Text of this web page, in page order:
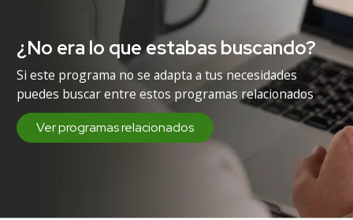
¿No era lo que estabas buscando?
Si este programa no se adapta a tus necesidades
puedes buscar entre estos programas relacionados
Ver programas relacionados